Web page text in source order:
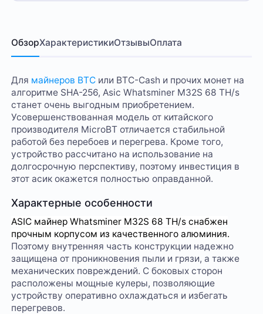
ОбзорХарактеристикиОтзывыОплата
Для майнеров BTC или BTC-Cash и прочих монет на
алгоритме SHA-256, Asic Whatsminer M32S 68 TH/s
станет очень выгодным приобретением.
Усовершенствованная модель от китайского
производителя MicroBT отличается стабильной
работой без перебоев и перегрева. Кроме того,
устройство рассчитано на использование на
долгосрочную перспективу, поэтому инвестиция в
этот асик окажется полностью оправданной.
Характерные особенности
ASIC майнерWhatsminer M32S 68 TH/s снабжен
прочным корпусом из качественного алюминия.
Поэтому внутренняя часть конструкции надежно
защищена от проникновения пыли и грязи, а также
механических повреждений. С боковых сторон
расположены мощные кулеры, позволяющие
устройству оперативно охлаждаться и избегать
перегревов.